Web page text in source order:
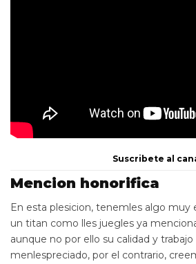
Suscribete al
Mencion honorifica
En esta plesicion, tenemles algo muy
un titan como lles juegles ya
aunque no por ello su calidad y
menlespreciado, por el contrario,